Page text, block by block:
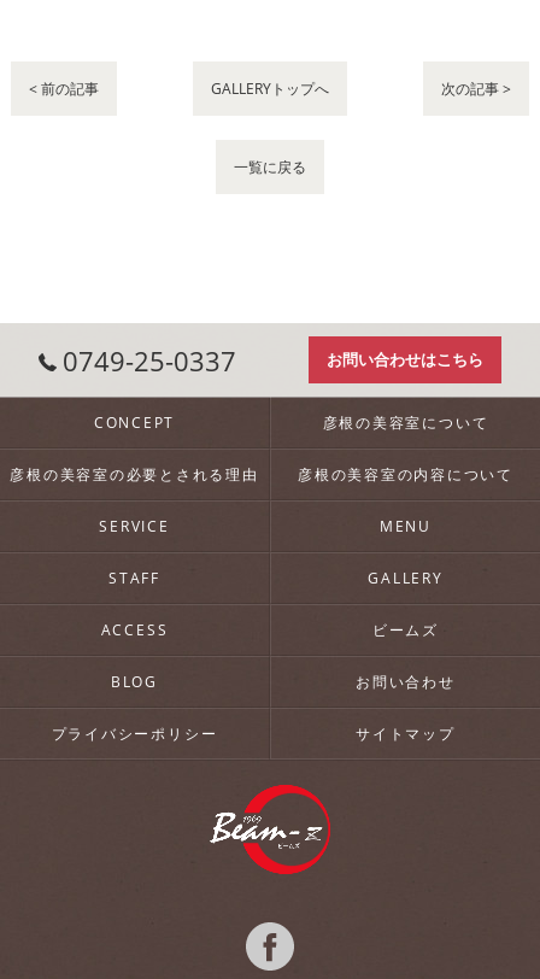
< 前の記事 GALLERYトップへ 次の記事 >
一覧に戻る
0749-25-0337 お問い合わせはこちら
CONCEPT 彦根の美容室について
彦根の美容室の必要とされる理由 彦根の美容室の内容について
SERVICE MENU
STAFF GALLERY
ACCESS ビームズ
BLOG お問い合わせ
プライバシーポリシー サイトマップ